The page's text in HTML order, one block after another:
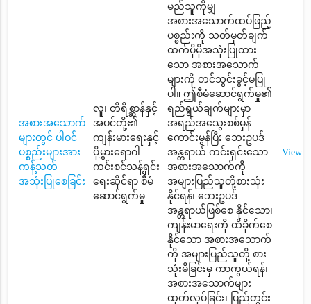
အစားအသောက်
များတွင် ပါဝင်
ပစ္စည်းများအား
ကန့်သတ်
အသုံးပြုစေခြင်း
လူ၊ တိရိစ္ဆာန်နှင့်
အပင်တို့၏
ကျန်းမားရေးနှင့်
ပိုမွှားရောဂါ
ကင်းစင်သန့်ရှင်း
ရေးဆိုင်ရာ စီမံ
ဆောင်ရွက်မှု
မည်သူကိုမျှ
အစားအသောက်ထပ်ဖြည့်
ပစ္စည်းကို သတ်မှတ်ချက်
ထက်ပိုမိုအသုံးပြုထား
သော အစားအသောက်
များကို တင်သွင်းခွင့်မပြု
ပါ။ ဤစီမံဆောင်ရွက်မှု၏
ရည်ရွယ်ချက်များမှာ
အရည်အသွေးစစ်မှန်
ကောင်းမွန်ပြီး ဘေးဥပဒ်
အန္တရာယ် ကင်းရှင်းသော
အစားအသောက်ကို
အများပြည်သူတို့စားသုံး
နိုင်ရန်၊ ဘေးဥပဒ်
အန္တရာယ်ဖြစ်စေ နိုင်သော၊
ကျန်းမာရေးကို ထိခိုက်စေ
နိုင်သော အစားအသောက်
ကို အများပြည်သူတို့ စား
သုံးမိခြင်းမှ ကာကွယ်ရန်၊
အစားအသောက်များ
ထုတ်လုပ်ခြင်း၊ ပြည်တွင်း
View